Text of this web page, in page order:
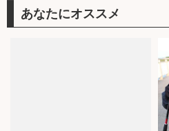
あなたにオススメ